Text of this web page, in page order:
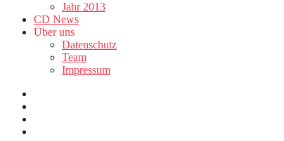
Jahr 2013
CD News
Über uns
Datenschutz
Team
Impressum